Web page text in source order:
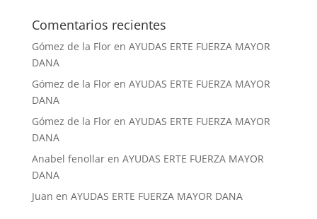
Comentarios recientes
Gómez de la Floren AYUDAS ERTE FUERZA MAYOR
DANA
Gómez de la Floren AYUDAS ERTE FUERZA MAYOR
DANA
Gómez de la Floren AYUDAS ERTE FUERZA MAYOR
DANA
Anabel fenollaren AYUDAS ERTE FUERZA MAYOR
DANA
Juan en AYUDAS ERTE FUERZA MAYOR DANA